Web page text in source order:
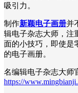
吸引力。
制作新颖电子画册并
辑电子杂志大师，注
面的小技巧，即使是
的电子画册。
名编辑电子杂志大师
https://